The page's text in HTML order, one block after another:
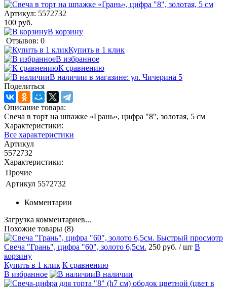
Артикул: 5572732
100 руб.
В корзину
Отзывов: 0
Купить в 1 клик
В избранное
К сравнению
В наличии в магазине: ул. Чичерина 5
Поделиться
Описание товара:
Свеча в торт на шпажке «‎Грань», цифра "8", золотая, 5 см
Характеристики:
Все характеристики
Артикул
5572732
Характеристики:
Прочие
Артикул 5572732
Комментарии
Загрузка комментариев...
Похожие товары (8)
Быстрый просмотр
Свеча "Грань", цифра "60", золото 6,5см. 250 руб. / шт В
корзину
Купить в 1 клик К сравнению
В избранное
В наличии